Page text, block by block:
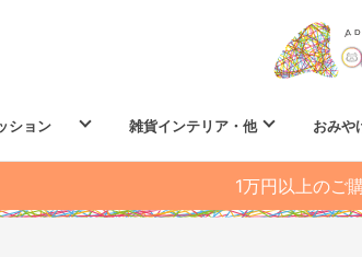
ション 雑貨インテリア・他 おみや
1万円以上のご